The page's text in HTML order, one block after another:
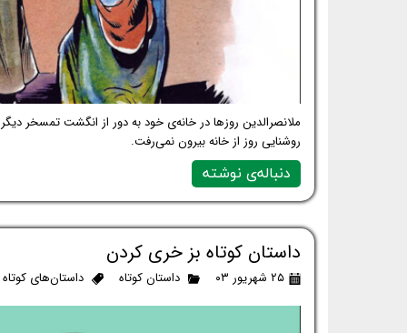
ملانصرالدین روزها در خانه‌ی خود به دور از انگشت تمسخر
روشنایی روز از خانه بیرون نمی‌رفت.
دنباله‌ی نوشته
داستان کوتاه بز خری کردن
۲۵ شهریور ۰۳ داستان کوتاه داستان‌های